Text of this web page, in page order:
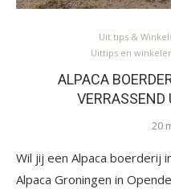
Uit tips &
Uittips en
ALPACA
VERRASSEND
20
Wil jij een Alpaca boerderij
Alpaca Groningen in